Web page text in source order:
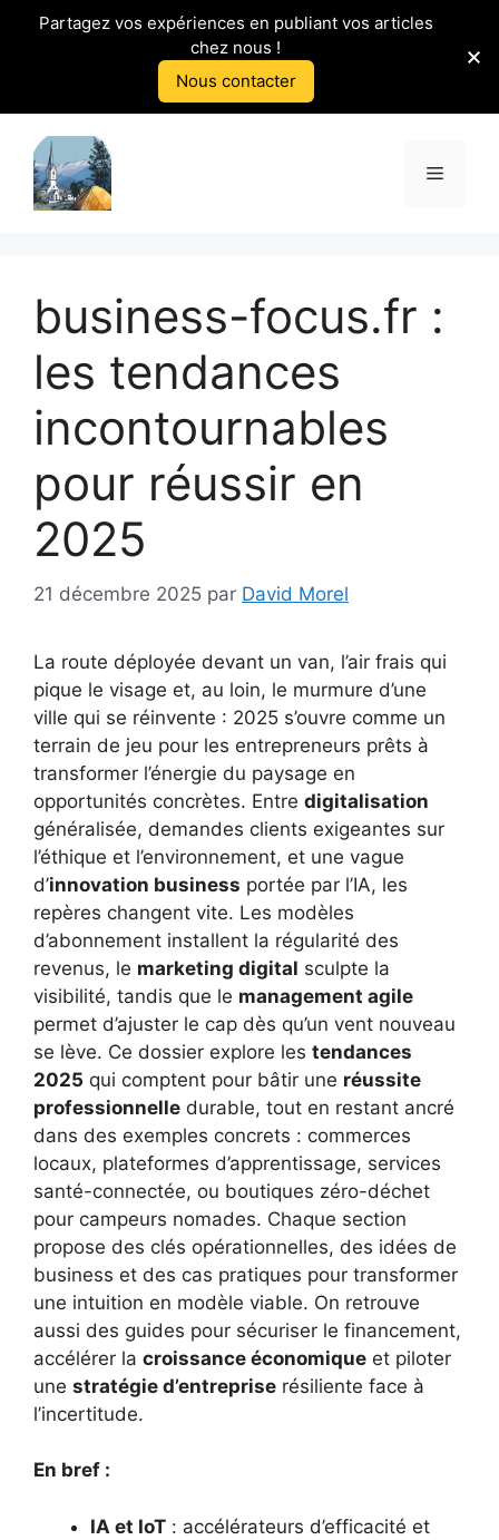
contenu
Menu
business-focus.fr :
les tendances
incontournables
pour réussir en
2025
21 décembre 2025 par David Morel
La route déployée devant un van, l’air frais qui
pique le visage et, au loin, le murmure d’une
ville qui se réinvente : 2025 s’ouvre comme un
terrain de jeu pour les entrepreneurs prêts à
transformer l’énergie du paysage en
opportunités concrètes. Entre digitalisation
généralisée, demandes clients exigeantes sur
l’éthique et l’environnement, et une vague
d’innovation business portée par l’IA, les
repères changent vite. Les modèles
d’abonnement installent la régularité des
revenus, le marketing digital sculpte la
visibilité, tandis que le management agile
permet d’ajuster le cap dès qu’un vent nouveau
se lève. Ce dossier explore les tendances
2025 qui comptent pour bâtir une réussite
professionnelle durable, tout en restant ancré
dans des exemples concrets : commerces
locaux, plateformes d’apprentissage, services
santé-connectée, ou boutiques zéro-déchet
pour campeurs nomades. Chaque section
propose des clés opérationnelles, des idées de
business et des cas pratiques pour transformer
une intuition en modèle viable. On retrouve
aussi des guides pour sécuriser le financement,
accélérer la croissance économique et piloter
une stratégie d’entreprise résiliente face à
l’incertitude.
En bref :
IA et IoT : accélérateurs d’efficacité et
Partagez vos expériences en publiant vos articles
chez nous !
Nous contacter